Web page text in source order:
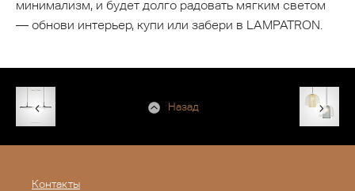
минимализм, и будет долго радовать мягким светом
— обнови интерьер, купи или забери в LAMPATRON.
Назад
Контакты